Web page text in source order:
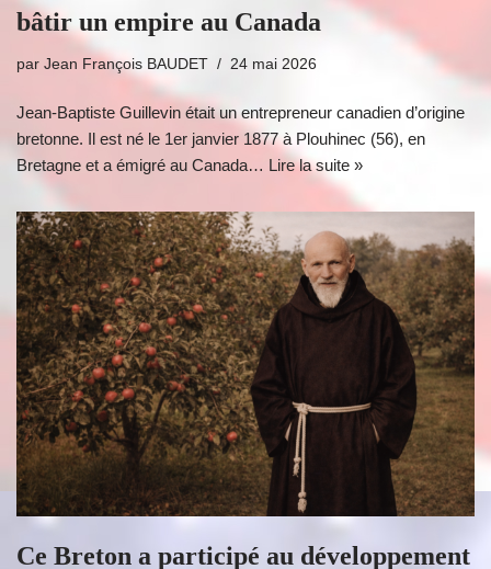
bâtir un empire au Canada
par Jean François BAUDET 24 mai 2026
Jean-Baptiste Guillevin était un entrepreneur canadien d’origine
bretonne. Il est né le 1er janvier 1877 à Plouhinec (56), en
Bretagne et a émigré au Canada… Lire la suite »
Ce Breton a participé au développement